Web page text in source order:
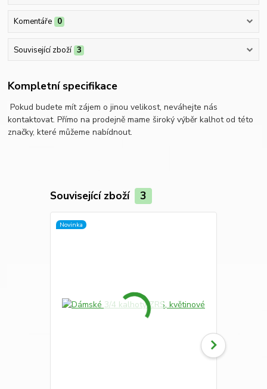
Komentáře 0
Související zboží 3
Kompletní specifikace
Pokud budete mít zájem o jinou velikost, neváhejte nás
kontaktovat. Přímo na prodejně mame široký výběr kalhot od této
značky, které můžeme nabídnout.
Související zboží 3
Novinka